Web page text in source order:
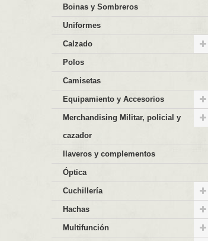
Boinas y Sombreros
Uniformes
Calzado
Polos
Camisetas
Equipamiento y Accesorios
Merchandising Militar, policial y
cazador
llaveros y complementos
Óptica
Cuchillería
Hachas
Multifunción